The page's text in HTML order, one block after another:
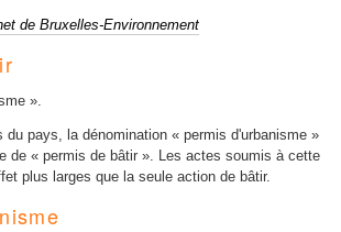
de Bruxelles-Environnement
».
du pays, la dénomination « permis d'urbanisme »
de « permis de bâtir ». Les actes soumis à cette
plus larges que la seule action de bâtir.